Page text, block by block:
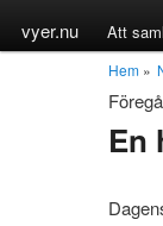
vyer.nu Att
Hem »
En